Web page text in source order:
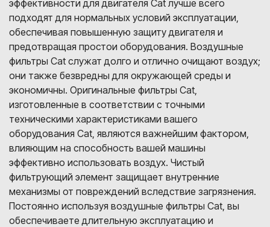
эффективности для двигателя Cat лучше всего
подходят для нормальных условий эксплуатации,
обеспечивая повышенную защиту двигателя и
предотвращая простои оборудования. Воздушные
фильтры Cat служат долго и отлично очищают воздух;
они также безвредны для окружающей среды и
экономичны. Оригинальные фильтры Cat,
изготовленные в соответствии с точными
техническими характеристиками вашего
оборудования Cat, являются важнейшим фактором,
влияющим на способность вашей машины
эффективно использовать воздух. Чистый
фильтрующий элемент защищает внутренние
механизмы от повреждений вследствие загрязнения.
Постоянно используя воздушные фильтры Cat, вы
обеспечиваете длительную эксплуатацию и